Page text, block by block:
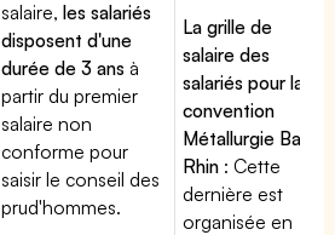
salaire,les salariés
disposent d'une
durée de 3 ans à
partir du premier
salaire non
conforme pour
saisir le conseil des
prud'hommes.
La grille de
salaire des
salariés pour la
convention
Métallurgie Bas
Rhin : Cette
dernière est
organisée en